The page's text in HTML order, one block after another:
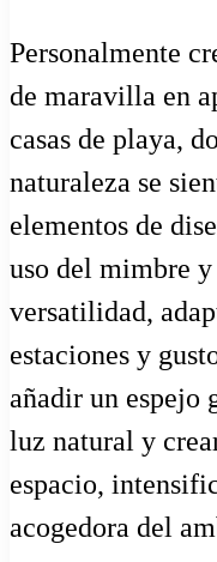
Personalmente
de maravilla en
casas de playa,
naturaleza se
elementos de
uso del mimbre
versatilidad,
estaciones y
añadir un espejo
luz natural y
espacio,
acogedora del